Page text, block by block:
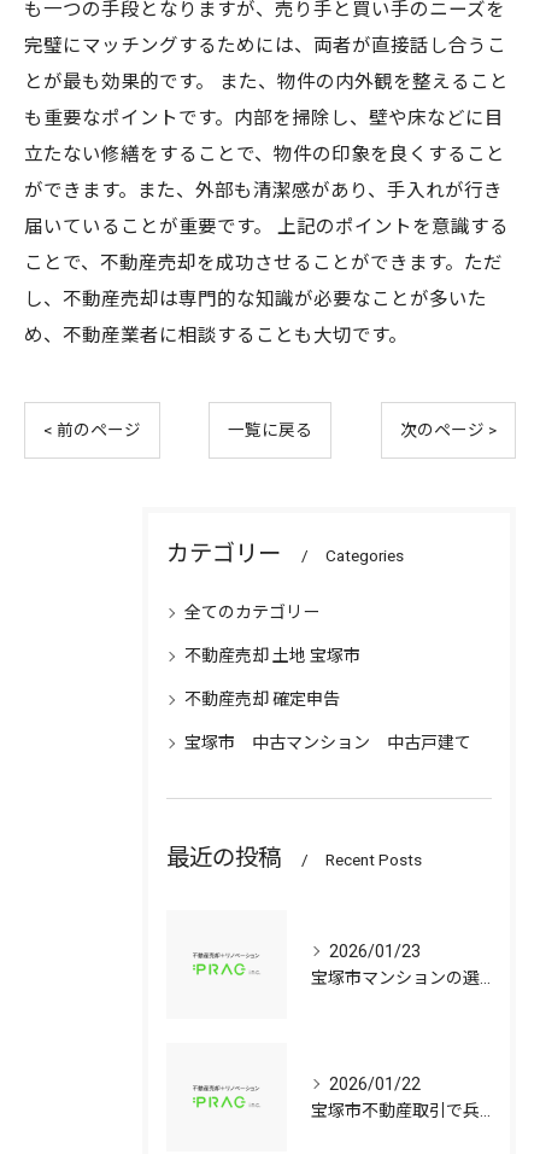
も一つの手段となりますが、売り手と買い手のニーズを
完璧にマッチングするためには、両者が直接話し合うこ
とが最も効果的です。 また、物件の内外観を整えること
も重要なポイントです。内部を掃除し、壁や床などに目
立たない修繕をすることで、物件の印象を良くすること
ができます。また、外部も清潔感があり、手入れが行き
届いていることが重要です。 上記のポイントを意識する
ことで、不動産売却を成功させることができます。ただ
し、不動産売却は専門的な知識が必要なことが多いた
め、不動産業者に相談することも大切です。
< 前のページ 一覧に戻る 次のページ >
カテゴリー Categories
全てのカテゴリー
不動産売却 土地 宝塚市
不動産売却 確定申告
宝塚市 中古マンション 中古戸建て
最近の投稿 Recent Posts
2026/01/23
2026/01/22